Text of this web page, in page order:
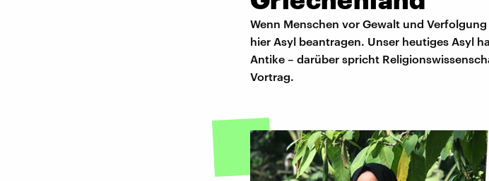
Wenn Menschen vor Gewalt und
hier Asyl beantragen. Unser heutiges Asyl
Antike – darüber spricht
Vortrag.